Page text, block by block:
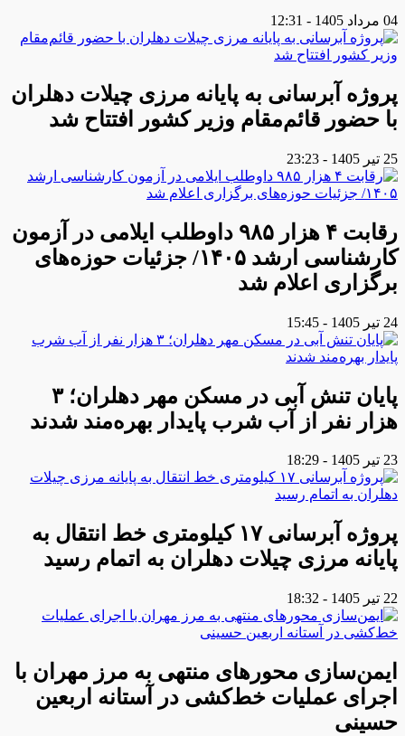
04 مرداد 1405 - 12:31
پروژه آبرسانی به پایانه مرزی چیلات دهلران
با حضور قائم‌مقام وزیر کشور افتتاح شد
25 تیر 1405 - 23:23
رقابت ۴ هزار ۹۸۵ داوطلب ایلامی در آزمون
کارشناسی ارشد ۱۴۰۵/ جزئیات حوزه‌های
برگزاری اعلام شد
24 تیر 1405 - 15:45
پایان تنش آبی در مسکن مهر دهلران؛ ۳
هزار نفر از آب شرب پایدار بهره‌مند شدند
23 تیر 1405 - 18:29
پروژه آبرسانی ۱۷ کیلومتری خط انتقال به
پایانه مرزی چیلات دهلران به اتمام رسید
22 تیر 1405 - 18:32
ایمن‌سازی محورهای منتهی به مرز مهران با
اجرای عملیات خط‌کشی در آستانه اربعین
حسینی